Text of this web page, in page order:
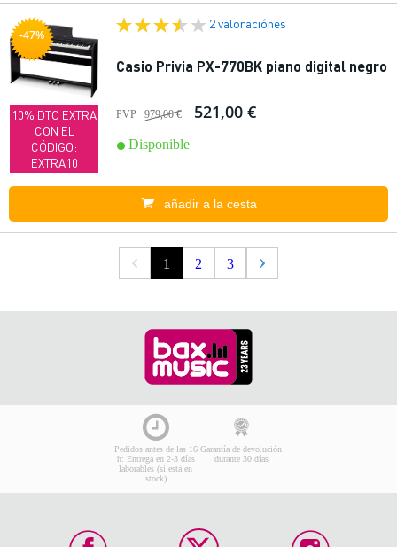
-47%
10% DTO EXTRA
CON EL
CÓDIGO:
EXTRA10
2 valoraciónes
Casio Privia PX-770BK piano digital negro
PVP 979,00 € 521,00 €
Disponible
añadir a la cesta
1 2 3
Pedidos antes de las 16
h: Entrega en 2-3 días
laborables (si está en
stock)
Garantía de devolución
durante 30 días